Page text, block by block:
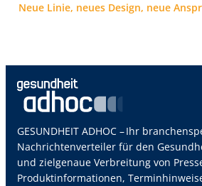
Neue Linie, neues Design, neue
GESUNDHEIT ADHOC – Ihr
Nachrichtenverteiler für den
und zielgenaue Verbreitung von
Produktinformationen,